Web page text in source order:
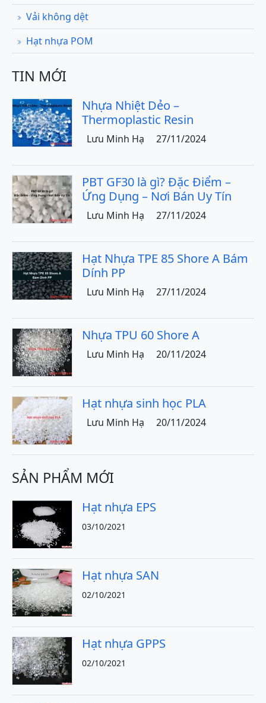
Vải không dệt
Hạt nhựa POM
TIN MỚI
Nhựa Nhiệt Dẻo –
Thermoplastic Resin
Lưu Minh Hạ 27/11/2024
PBT GF30 là gì? Đặc Điểm –
Ứng Dụng – Nơi Bán Uy Tín
Lưu Minh Hạ 27/11/2024
Hạt Nhựa TPE 85 Shore A Bám
Dính PP
Lưu Minh Hạ 27/11/2024
Nhựa TPU 60 Shore A
Lưu Minh Hạ 20/11/2024
Hạt nhựa sinh học PLA
Lưu Minh Hạ 20/11/2024
SẢN PHẨM MỚI
Hạt nhựa EPS
03/10/2021
Hạt nhựa SAN
02/10/2021
Hạt nhựa GPPS
02/10/2021